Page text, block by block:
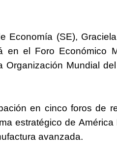
Economía (SE),
en el Foro Económico
Mundial
en cinco foros de
estratégico de América
avanzada.